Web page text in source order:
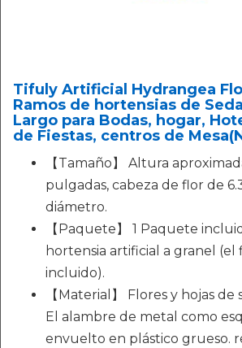
Tifuly Artificial Hydrangea
Ramos de hortensias de
Largo para Bodas, hogar,
de Fiestas, centros de
【Tamaño】 Altura
pulgadas, cabeza de flor de
diámetro.
【Paquete】 1 Paquete
hortensia artificial a granel (el
incluido).
【Material】 Flores y hojas
El alambre de metal como
envuelto en plástico grueso.